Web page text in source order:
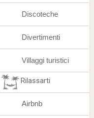
Discoteche
Divertimenti
Villaggi turistici
Rilassarti
Airbnb